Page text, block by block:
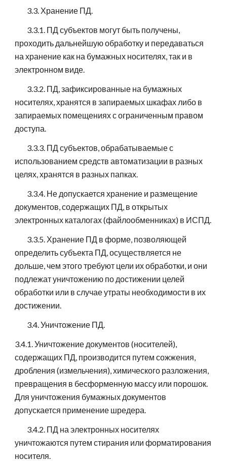
3.3. Хранение ПД.
3.3.1. ПД субъектов могут быть получены,
проходить дальнейшую обработку и передаваться
на хранение как на бумажных носителях, так и в
электронном виде.
3.3.2. ПД, зафиксированные на бумажных
носителях, хранятся в запираемых шкафах либо в
запираемых помещениях с ограниченным правом
доступа.
3.3.3. ПД субъектов, обрабатываемые с
использованием средств автоматизации в разных
целях, хранятся в разных папках.
3.3.4. Не допускается хранение и размещение
документов, содержащих ПД, в открытых
электронных каталогах (файлообменниках) в ИСПД.
3.3.5. Хранение ПД в форме, позволяющей
определить субъекта ПД, осуществляется не
дольше, чем этого требуют цели их обработки, и они
подлежат уничтожению по достижении целей
обработки или в случае утраты необходимости в их
достижении.
3.4. Уничтожение ПД.
3.4.1. Уничтожение документов (носителей),
содержащих ПД, производится путем сожжения,
дробления (измельчения), химического разложения,
превращения в бесформенную массу или порошок.
Для уничтожения бумажных документов
допускается применение шредера.
3.4.2. ПД на электронных носителях
уничтожаются путем стирания или форматирования
носителя.